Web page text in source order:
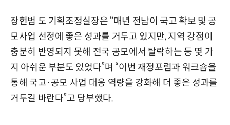
장헌범 도 기획조정실장은 “매년 전남이 국고 확보 및 공
모사업 선정에 좋은 성과를 거두고 있지만, 지역 강점이
충분히 반영되지 못해 전국 공모에서 탈락하는 등 몇 가
지 아쉬운 부분도 있었다”며 “이번 재정포럼과 워크숍을
통해 국고·공모 사업 대응 역량을 강화해 더 좋은 성과를
거두길 바란다”고 당부했다.